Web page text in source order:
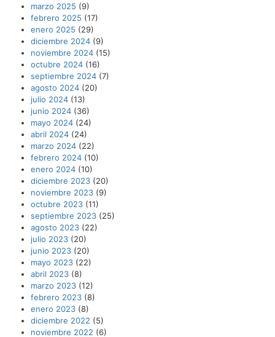
marzo 2025 (9)
febrero 2025 (17)
enero 2025 (29)
diciembre 2024 (9)
noviembre 2024 (15)
octubre 2024 (16)
septiembre 2024 (7)
agosto 2024 (20)
julio 2024 (13)
junio 2024 (36)
mayo 2024 (24)
abril 2024 (24)
marzo 2024 (22)
febrero 2024 (10)
enero 2024 (10)
diciembre 2023 (20)
noviembre 2023 (9)
octubre 2023 (11)
septiembre 2023 (25)
agosto 2023 (22)
julio 2023 (20)
junio 2023 (20)
mayo 2023 (22)
abril 2023 (8)
marzo 2023 (12)
febrero 2023 (8)
enero 2023 (8)
diciembre 2022 (5)
noviembre 2022 (6)